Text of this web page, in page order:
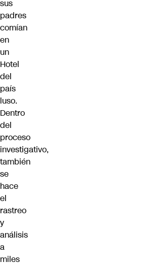
sus
padres
comían
en
un
Hotel
del
país
luso.
Dentro
del
proceso
investigativo,
también
se
hace
el
rastreo
y
análisis
a
miles